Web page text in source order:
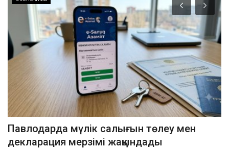
Павлодарда мүлік салығын төлеу мен
декларация мерзімі жақындады